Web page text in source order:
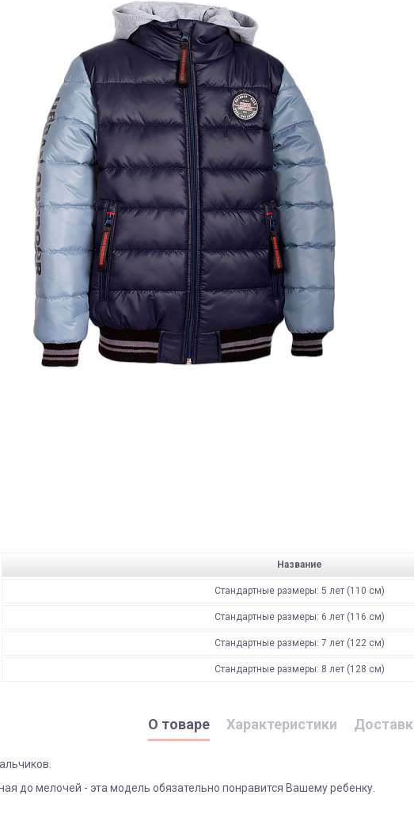
Название
Стандартные размеры: 5 лет (110 см)
Стандартные размеры: 6 лет (116 см)
Стандартные размеры: 7 лет (122 см)
Стандартные размеры: 8 лет (128 см)
О товаре Характеристики
до мелочей - эта модель обязательно понравится Вашему ребенку.